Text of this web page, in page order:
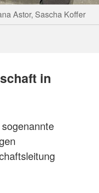
Astor, Sascha Koffer
in